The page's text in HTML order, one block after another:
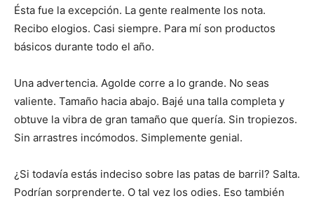
Ésta fue la excepción. La gente realmente los nota.
Recibo elogios. Casi siempre. Para mí son productos
básicos durante todo el año.
Una advertencia. Agolde corre a lo grande. No seas
valiente. Tamaño hacia abajo. Bajé una talla completa y
obtuve la vibra de gran tamaño que quería. Sin tropiezos.
Sin arrastres incómodos. Simplemente genial.
¿Si todavía estás indeciso sobre las patas de barril? Salta.
Podrían sorprenderte. O tal vez los odies. Eso también